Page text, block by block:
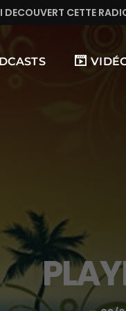
LE TOP,TRES TREES